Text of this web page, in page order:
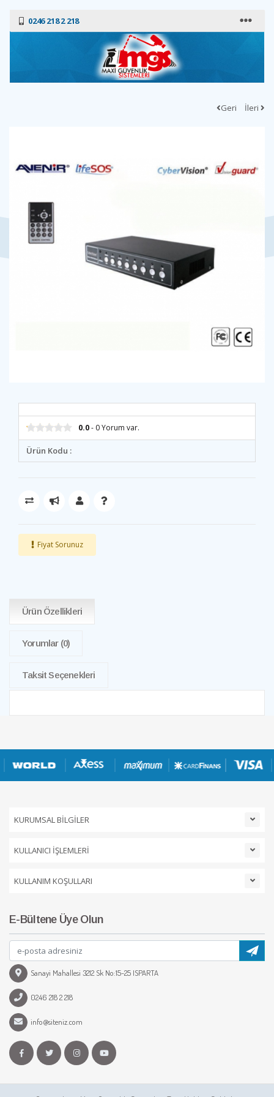
0246 218 2 218
Geri İleri
0.0- 0 Yorum var.
Ürün Kodu :
Fiyat Sorunuz
Ürün Özellikleri
Yorumlar (0)
Taksit Seçenekleri
KURUMSAL BİLGİLER
KULLANICI İŞLEMLERİ
KULLANIM KOŞULLARI
E-Bültene Üye Olun
Sanayi Mahallesi 3212 Sk No:15-25 ISPARTA
0246 218 2 218
info@siteniz.com